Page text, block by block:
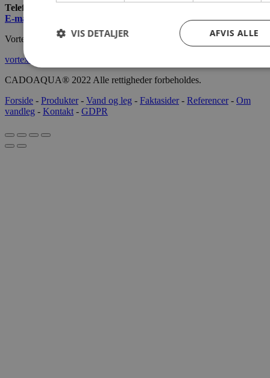
Telefon:
E-mail
Vortex International
vortex-intl.com
CADOAQUA® 2022 Alle rettigheder forbeholdes.
Forside - Produkter- Vand og leg - Faktasider- Referencer- Om
vandleg - Kontakt - GDPR
AFVIS ALLE
VIS DETALJER